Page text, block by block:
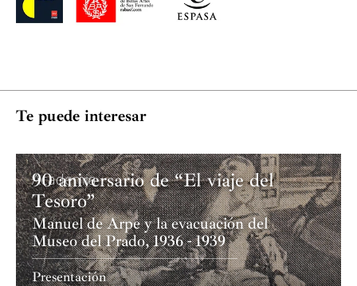
En el año 2002 la revista
También ha sido galardonada con el premio Apel·les
Mestres de literatura infantil y con el Premio de
Te puede interesar
Academia
90 aniversario de “El viaje del
Tesoro”
Manuel de Arpe y la evacuación del
Museo del Prado, 1936 - 1939
Presentación